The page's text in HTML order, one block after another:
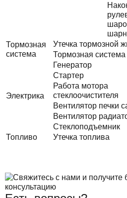
Тормозная
система
Утечка тормозной
Тормозная система
Электрика
Генератор
Стартер
Работа мотора
стеклоочистителя
Вентилятор печки
Вентилятор
Стеклоподъемник
Топливо
Утечка топлива